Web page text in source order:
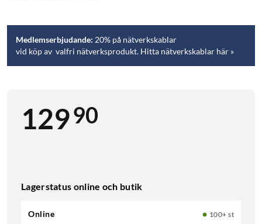
Medlemserbjudande: 20% på nätverkskablar
vid köp av valfri nätverksprodukt. Hitta nätverkskablar här »
12990
Lagerstatus online och butik
Online
100+ st